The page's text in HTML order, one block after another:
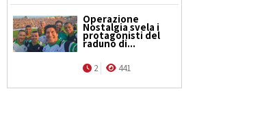
Operazione
Nostalgia svela i
protagonisti del
raduno di...
2 441